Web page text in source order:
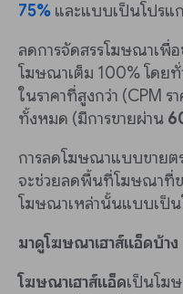
75% และแบบเป็นโปรแ
ลดการจัดสรรโฆษณาเพื่
โฆษณาเต็ม 100% โดย
ในราคาที่สูงกว่า (CPM รา
ทั้งหมด (มีการขายผ่าน
การลดโฆษณาแบบขายต
จะช่วยลดพื้นที่โฆษณาที่ข
โฆษณาเหล่านั้นแบบเป็น
มาดูโฆษณาเฮาส์แอ็ดบ้าง
โฆษณาเฮาส์แอ็ดเป็นโฆ